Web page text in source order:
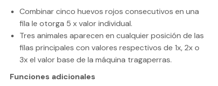
Combinar cinco huevos rojos consecutivos en una
fila le otorga 5 x valor individual.
Tres animales aparecen en cualquier posición de las
filas principales con valores respectivos de 1x, 2x o
3x el valor base de la máquina tragaperras.
Funciones adicionales